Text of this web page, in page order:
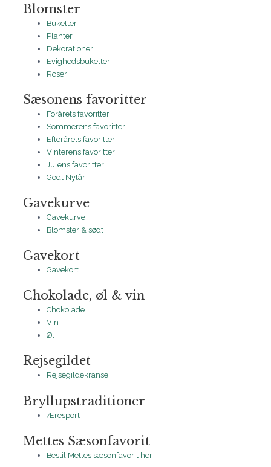
Blomster
Buketter
Planter
Dekorationer
Evighedsbuketter
Roser
Sæsonens favoritter
Forårets favoritter
Sommerens favoritter
Efterårets favoritter
Vinterens favoritter
Julens favoritter
Godt Nytår
Gavekurve
Gavekurve
Blomster & sødt
Gavekort
Gavekort
Chokolade, øl & vin
Chokolade
Vin
Øl
Rejsegildet
Rejsegildekranse
Bryllupstraditioner
Æresport
Mettes Sæsonfavorit
Bestil Mettes sæsonfavorit her